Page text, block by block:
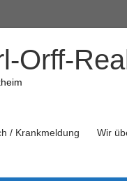
Orff-
/ Krankmeldung Wir